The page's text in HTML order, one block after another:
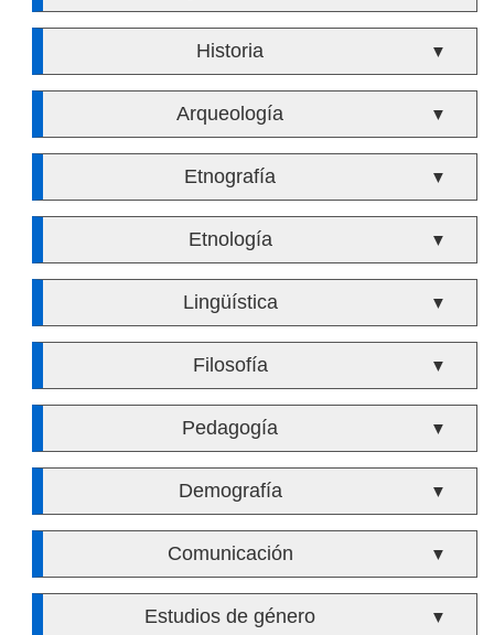
Historia ▼
Arqueología ▼
Etnografía ▼
Etnología ▼
Lingüística ▼
Filosofía ▼
Pedagogía ▼
Demografía ▼
Comunicación ▼
Estudios de género ▼